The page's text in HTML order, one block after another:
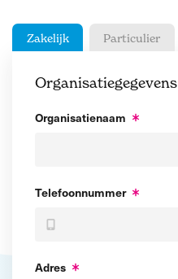
Zakelijk Particulier
Organisatiegegevens
Organisatienaam
Telefoonnummer
Adres